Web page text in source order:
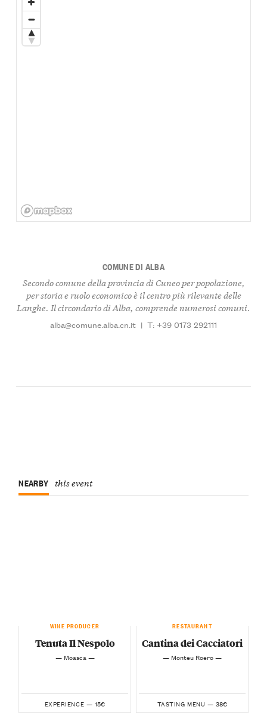
COMUNE DI ALBA
Secondo comune della provincia di Cuneo per popolazione,
per storia e ruolo economico è il centro più rilevante delle
Langhe. Il circondario di Alba, comprende numerosi comuni.
alba@comune.alba.cn.it | T: +39 0173 292111
NEARBY this event
WINE PRODUCER
Tenuta Il Nespolo
— Moasca —
EXPERIENCE — 15€
RESTAURANT
Cantina dei Cacciatori
— Monteu Roero —
TASTING MENU — 38€